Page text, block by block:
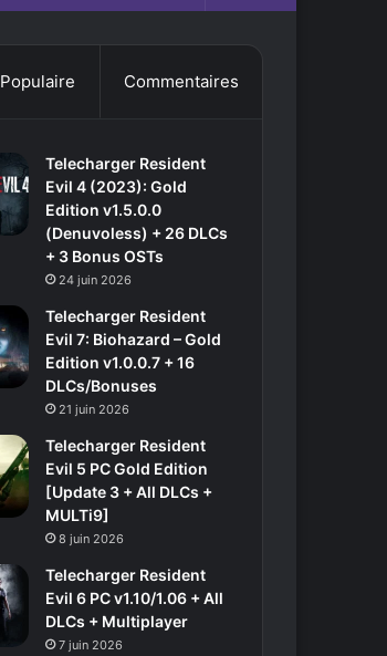
Populaire Commentaires
Telecharger Resident
Evil 4 (2023): Gold
Edition v1.5.0.0
(Denuvoless) + 26 DLCs
+ 3 Bonus OSTs
24 juin 2026
Telecharger Resident
Evil 7: Biohazard – Gold
Edition v1.0.0.7 + 16
DLCs/Bonuses
21 juin 2026
Telecharger Resident
Evil 5 PC Gold Edition
[Update 3 + All DLCs +
MULTi9]
8 juin 2026
Telecharger Resident
Evil 6 PC v1.10/1.06 + All
DLCs + Multiplayer
7 juin 2026